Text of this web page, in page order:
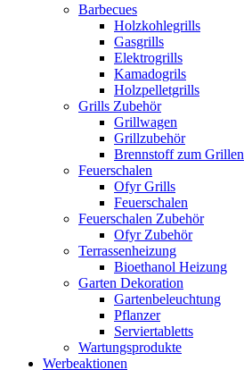
Barbecues
Holzkohlegrills
Gasgrills
Elektrogrills
Kamadogrils
Holzpelletgrills
Grills Zubehör
Grillwagen
Grillzubehör
Brennstoff zum Grillen
Feuerschalen
Ofyr Grills
Feuerschalen
Feuerschalen Zubehör
Ofyr Zubehör
Terrassenheizung
Bioethanol Heizung
Garten Dekoration
Gartenbeleuchtung
Pflanzer
Serviertabletts
Wartungsprodukte
Werbeaktionen